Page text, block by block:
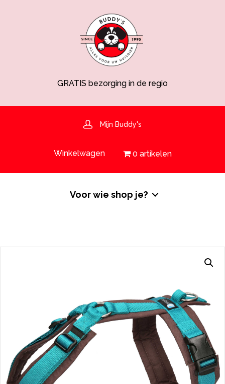
GRATIS bezorging in de regio
GRATIS verzending vanaf €50,-
Hulp nodig? 030-6919793 of shop@buddys.nl
Mijn Buddy's
Winkelwagen 0 artikelen
Voor wie shop je?